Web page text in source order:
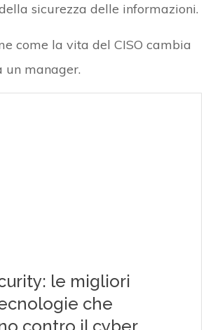
sicurezza delle informazioni.
come la vita del CISO cambia
un manager.